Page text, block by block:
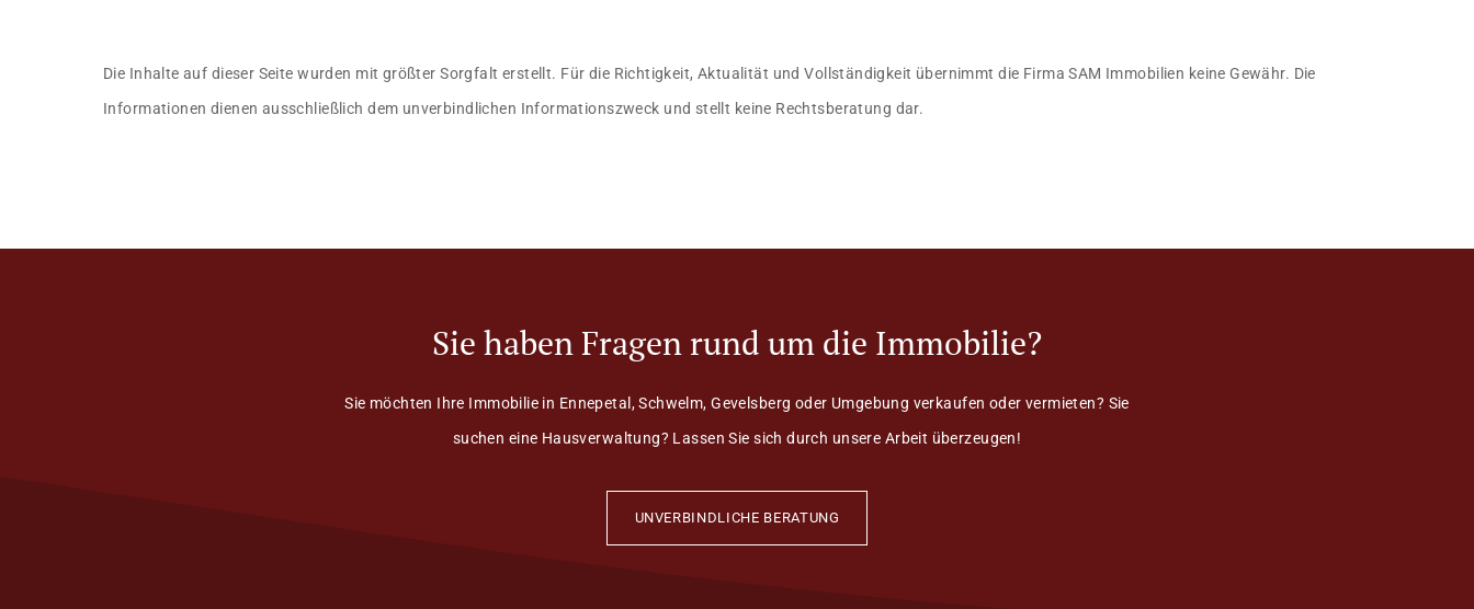
Die Inhalte auf dieser Seite wurden mit größter Sorgfalt erstellt. Für die Richtigkeit, Aktualität und Vollständigkeit übernimmt die Firma SAM Immobilien keine Gewähr. Die
Informationen dienen ausschließlich dem unverbindlichen Informationszweck und stellt keine Rechtsberatung dar.
Sie haben Fragen rund um die Immobilie?
Sie möchten Ihre Immobilie in Ennepetal, Schwelm, Gevelsberg oder Umgebung verkaufen oder vermieten? Sie
suchen eine Hausverwaltung? Lassen Sie sich durch unsere Arbeit überzeugen!
UNVERBINDLICHE BERATUNG